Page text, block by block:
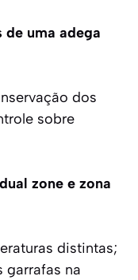
uma adega
dos
sobre
zone e zona
distintas;
garrafas na